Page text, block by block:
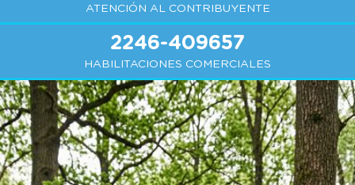
ATENCIÓN AL CONTRIBUYENTE
2246-409657
HABILITACIONES COMERCIALES